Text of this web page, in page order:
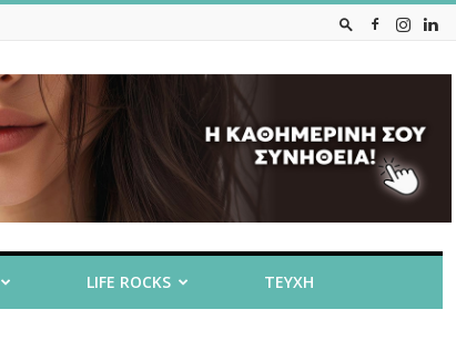
LIFE ROCKS ΤΕΥΧΗ